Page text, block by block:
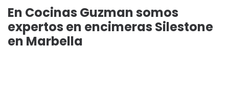
En Cocinas Guzman somos
expertos en encimeras Silestone
en Marbella